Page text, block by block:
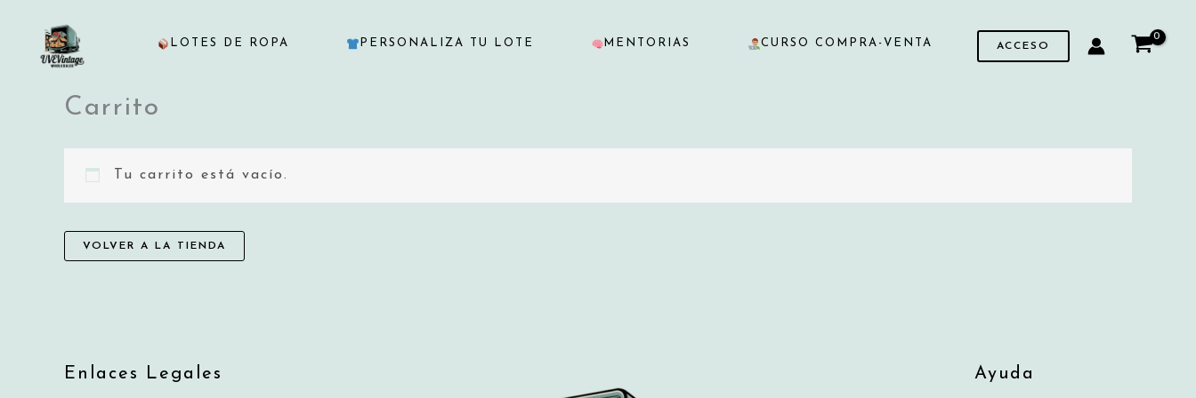
contenido
LOTES DE ROPA PERSONALIZA TU LOTE MENTORIAS CURSO COMPRA-VENTA ACCESO
Carrito
Tu carrito está vacío.
VOLVER A LA TIENDA
Enlaces Legales Ayuda